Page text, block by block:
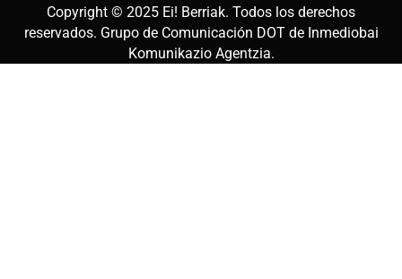
Copyright © 2025 Ei! Berriak. Todos los derechos
reservados. Grupo de Comunicación DOT de Inmediobai
Komunikazio Agentzia.